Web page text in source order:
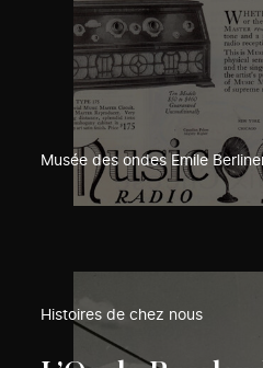
Musée des ondes Emile
Histoires de chez nous